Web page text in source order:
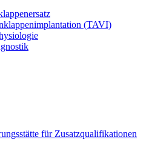
(TAVI)
für Zusatzqualifikationen